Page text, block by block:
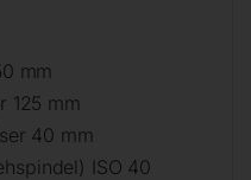
mm
125 mm
40 mm
ISO 40